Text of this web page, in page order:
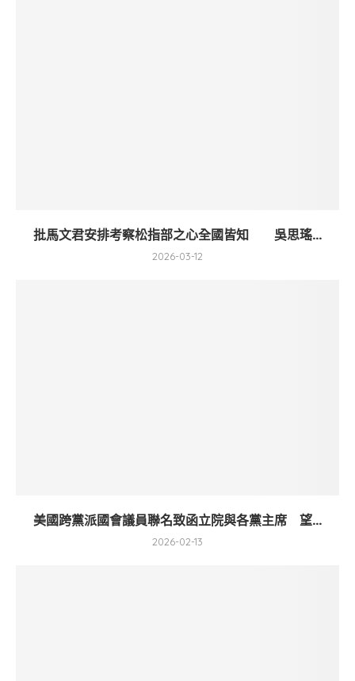
批馬文君安排考察松指部之心全國皆知 吳思瑤...
2026-03-12
美國跨黨派國會議員聯名致函立院與各黨主席 望...
2026-02-13